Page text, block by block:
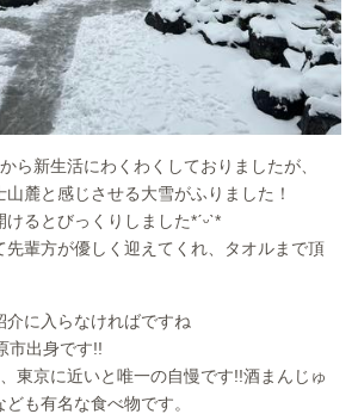
ら新生活にわくわくしておりましたが、
山麓と感じさせる大雪がふりました！
るとびっくりしました*ˊᵕˋ*
先輩方が優しく迎えてくれ、タオルまで頂
介に入らなければですね
市出身です!!
東京に近いと唯一の自慢です!!酒まんじゅ
も有名な食べ物です。